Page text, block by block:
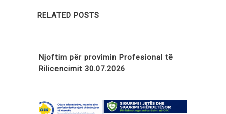
RELATED POSTS
Njoftim për provimin Profesional të
Rilicencimit 30.07.2026